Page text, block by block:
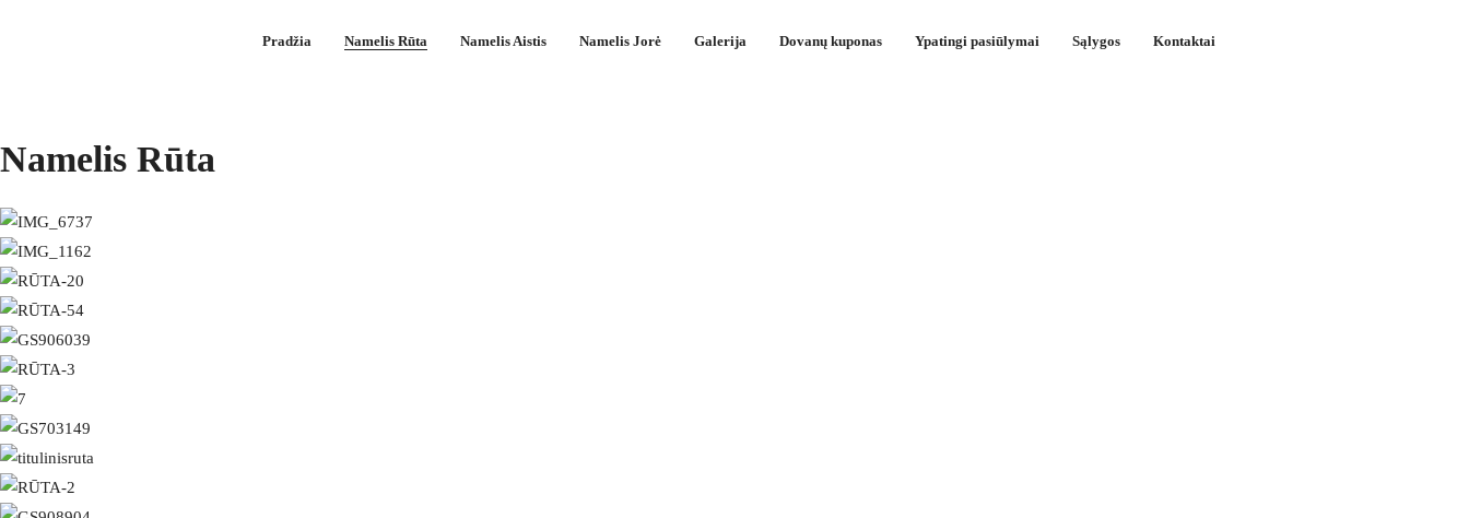
Pradžia Namelis Rūta Namelis Aistis Namelis Jorė Galerija Dovanų kuponas Ypatingi pasiūlymai Sąlygos Kontaktai
Namelis Rūta